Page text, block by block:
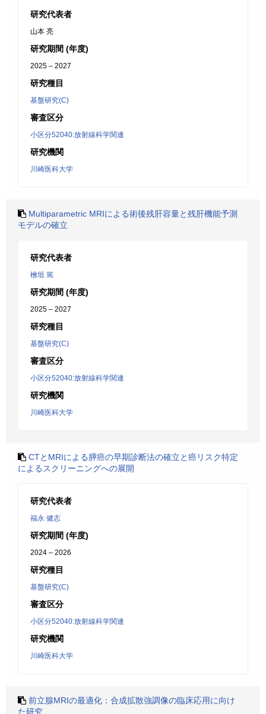
研究代表者
山本 亮
研究期間 (年度)
2025 – 2027
研究種目
基盤研究(C)
審査区分
小区分52040:放射線科学関連
研究機関
川崎医科大学
Multiparametric MRIによる術後残肝容量と残肝機能予測
モデルの確立
研究代表者
檜垣 篤
研究期間 (年度)
2025 – 2027
研究種目
基盤研究(C)
審査区分
小区分52040:放射線科学関連
研究機関
川崎医科大学
CTとMRIによる膵癌の早期診断法の確立と癌リスク特定
によるスクリーニングへの展開
研究代表者
福永 健志
研究期間 (年度)
2024 – 2026
研究種目
基盤研究(C)
審査区分
小区分52040:放射線科学関連
研究機関
川崎医科大学
前立腺MRIの最適化：合成拡散強調像の臨床応用に向け
た研究